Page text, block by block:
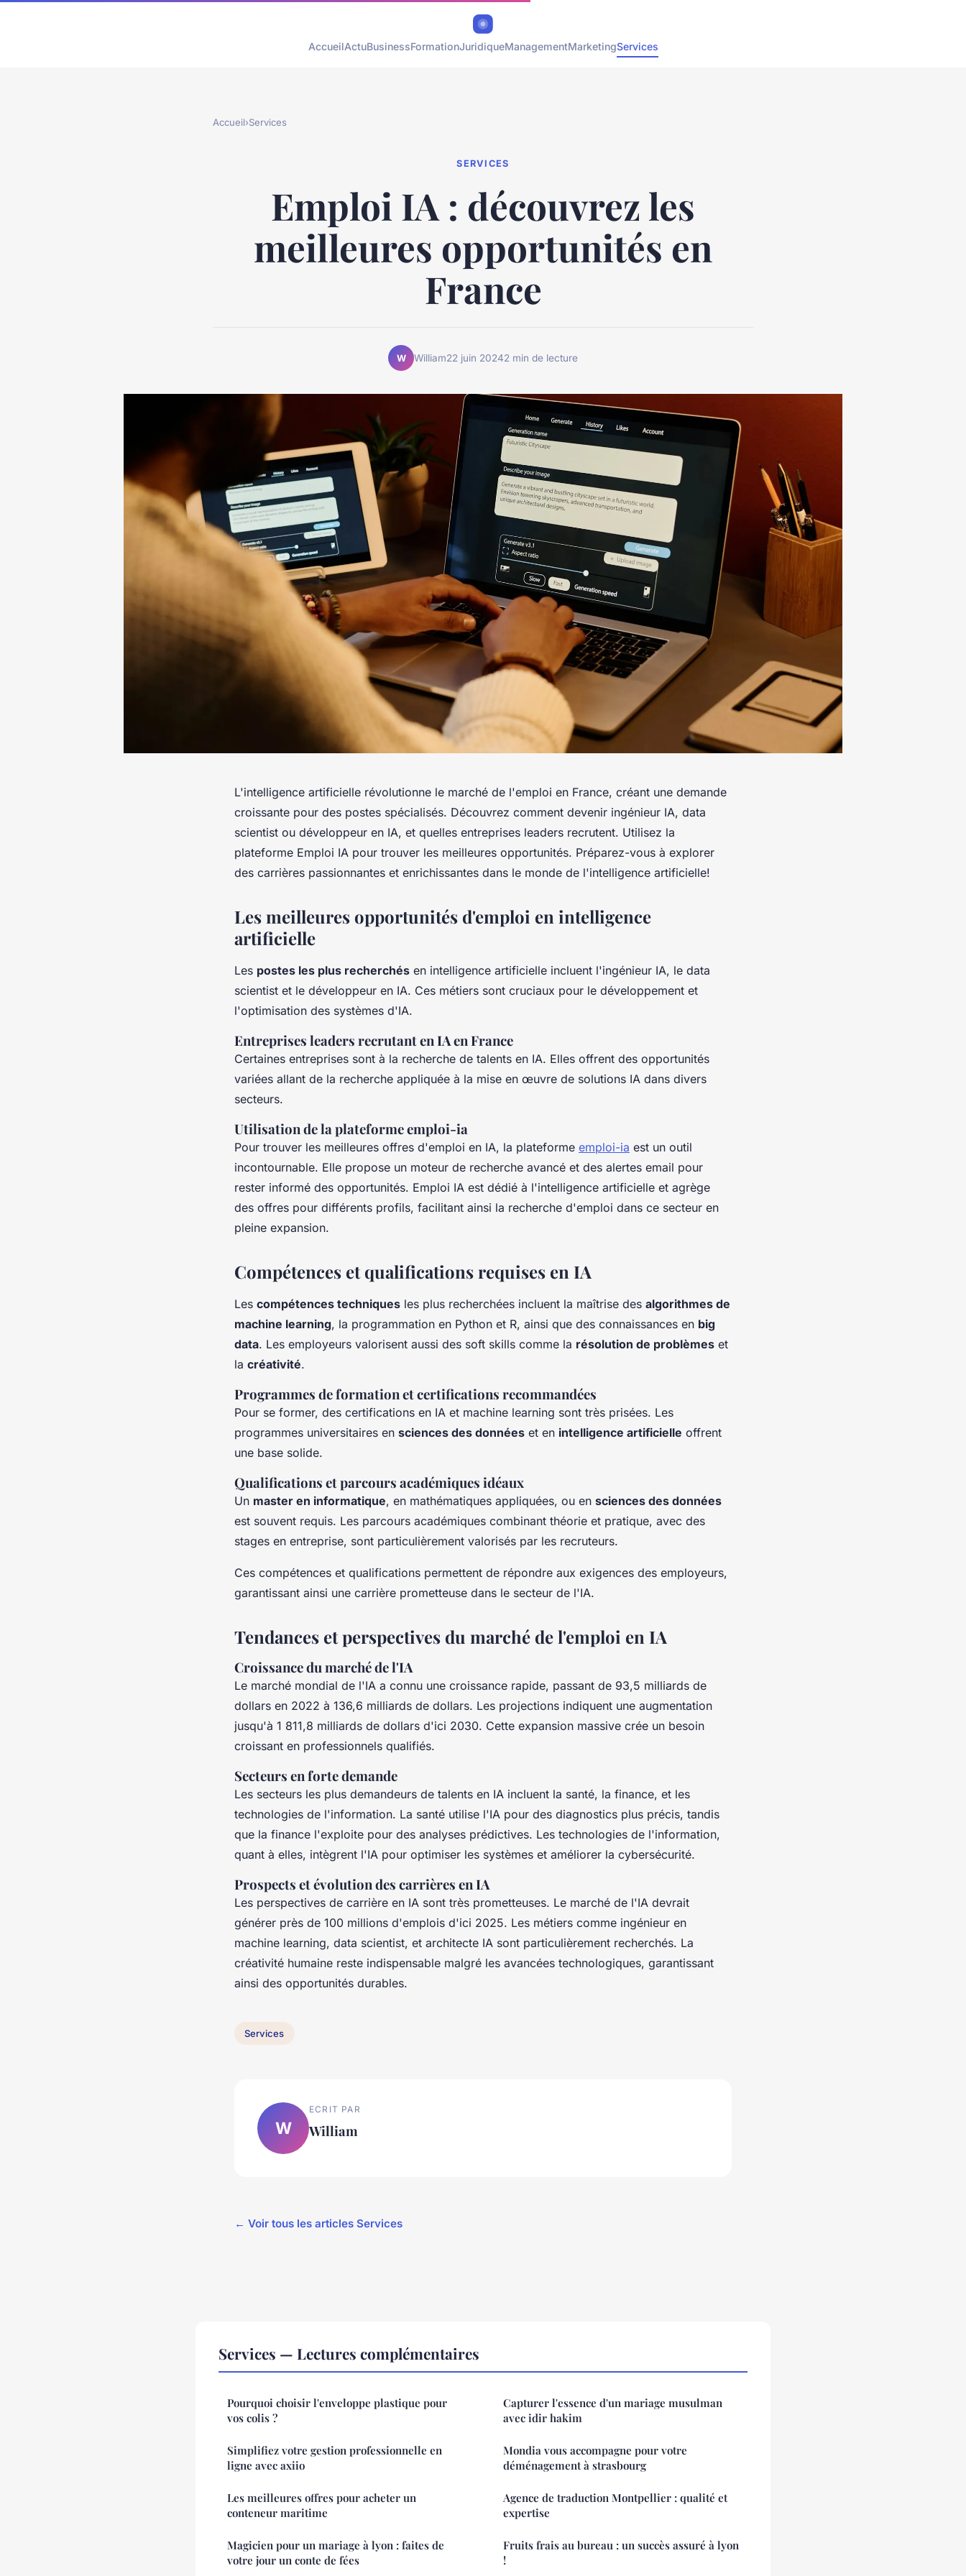
AccueilActuBusinessFormationJuridiqueManagementMarketingServices
Accueil›Services
SERVICES
Emploi IA : découvrez les
meilleures opportunités en
France
W William22 juin 20242 min de lecture
L'intelligence artificielle révolutionne le marché de l'emploi en France, créant une demande
croissante pour des postes spécialisés. Découvrez comment devenir ingénieur IA, data
scientist ou développeur en IA, et quelles entreprises leaders recrutent. Utilisez la
plateforme Emploi IA pour trouver les meilleures opportunités. Préparez-vous à explorer
des carrières passionnantes et enrichissantes dans le monde de l'intelligence artificielle!
Les meilleures opportunités d'emploi en intelligence
artificielle
Les postes les plus recherchés en intelligence artificielle incluent l'ingénieur IA, le data
scientist et le développeur en IA. Ces métiers sont cruciaux pour le développement et
l'optimisation des systèmes d'IA.
Entreprises leaders recrutant en IA en France
Certaines entreprises sont à la recherche de talents en IA. Elles offrent des opportunités
variées allant de la recherche appliquée à la mise en œuvre de solutions IA dans divers
secteurs.
Utilisation de la plateforme emploi-ia
Pour trouver les meilleures offres d'emploi en IA, la plateforme emploi-ia est un outil
incontournable. Elle propose un moteur de recherche avancé et des alertes email pour
rester informé des opportunités. Emploi IA est dédié à l'intelligence artificielle et agrège
des offres pour différents profils, facilitant ainsi la recherche d'emploi dans ce secteur en
pleine expansion.
Compétences et qualifications requises en IA
Les compétences techniques les plus recherchées incluent la maîtrise des algorithmes de
machine learning, la programmation en Python et R, ainsi que des connaissances en big
data. Les employeurs valorisent aussi des soft skills comme la résolution de problèmes et
la créativité.
Programmes de formation et certifications recommandées
Pour se former, des certifications en IA et machine learning sont très prisées. Les
programmes universitaires en sciences des données et en intelligence artificielle offrent
une base solide.
Qualifications et parcours académiques idéaux
Un master en informatique, en mathématiques appliquées, ou en sciences des données
est souvent requis. Les parcours académiques combinant théorie et pratique, avec des
stages en entreprise, sont particulièrement valorisés par les recruteurs.
Ces compétences et qualifications permettent de répondre aux exigences des employeurs,
garantissant ainsi une carrière prometteuse dans le secteur de l'IA.
Tendances et perspectives du marché de l'emploi en IA
Croissance du marché de l'IA
Le marché mondial de l'IA a connu une croissance rapide, passant de 93,5 milliards de
dollars en 2022 à 136,6 milliards de dollars. Les projections indiquent une augmentation
jusqu'à 1 811,8 milliards de dollars d'ici 2030. Cette expansion massive crée un besoin
croissant en professionnels qualifiés.
Secteurs en forte demande
Les secteurs les plus demandeurs de talents en IA incluent la santé, la finance, et les
technologies de l'information. La santé utilise l'IA pour des diagnostics plus précis, tandis
que la finance l'exploite pour des analyses prédictives. Les technologies de l'information,
quant à elles, intègrent l'IA pour optimiser les systèmes et améliorer la cybersécurité.
Prospects et évolution des carrières en IA
Les perspectives de carrière en IA sont très prometteuses. Le marché de l'IA devrait
générer près de 100 millions d'emplois d'ici 2025. Les métiers comme ingénieur en
machine learning, data scientist, et architecte IA sont particulièrement recherchés. La
créativité humaine reste indispensable malgré les avancées technologiques, garantissant
ainsi des opportunités durables.
Services
W
ECRIT PAR
William
← Voir tous les articles Services
Services — Lectures complémentaires
Pourquoi choisir l'enveloppe plastique pour
vos colis ?
Simplifiez votre gestion professionnelle en
ligne avec axiio
Les meilleures offres pour acheter un
conteneur maritime
Magicien pour un mariage à lyon : faites de
votre jour un conte de fées
Capturer l'essence d'un mariage musulman
avec idir hakim
Mondia vous accompagne pour votre
déménagement à strasbourg
Agence de traduction Montpellier : qualité et
expertise
Fruits frais au bureau : un succès assuré à lyon
!